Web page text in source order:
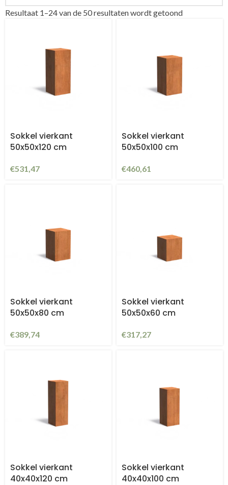
Resultaat 1–24 van de 50 resultaten wordt getoond
Sokkel vierkant
50x50x120 cm
€531,47
Sokkel vierkant
50x50x100 cm
€460,61
Sokkel vierkant
50x50x80 cm
€389,74
Sokkel vierkant
50x50x60 cm
€317,27
Sokkel vierkant
40x40x120 cm
Sokkel vierkant
40x40x100 cm